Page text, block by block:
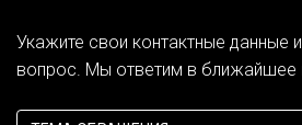
Укажите свои контактные данные
вопрос. Мы ответим в ближайшее